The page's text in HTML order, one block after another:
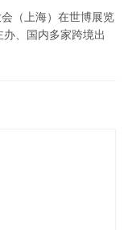
（上海）在世博展览
、国内多家跨境出